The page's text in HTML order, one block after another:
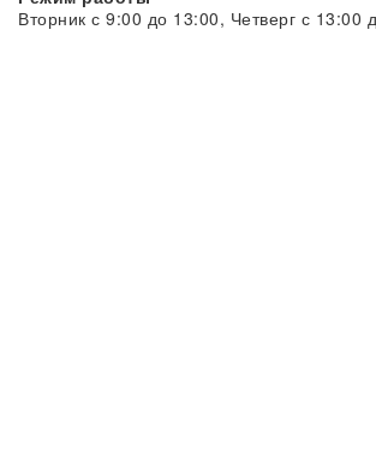
Вторник с 9:00 до 13:00, Четверг с 13:00